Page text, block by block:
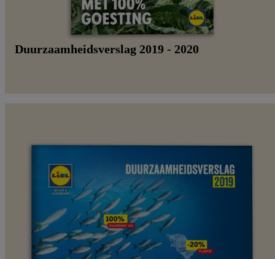
Duurzaamheidsverslag 2019 - 2020